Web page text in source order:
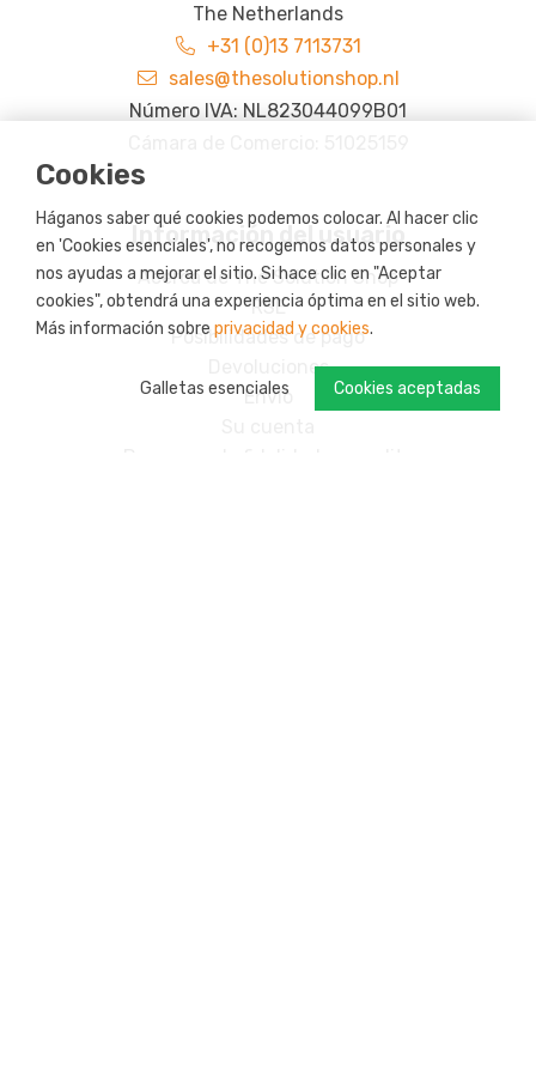
Cookies
Háganos saber qué cookies podemos colocar. Al hacer clic
en 'Cookies esenciales', no recogemos datos personales y
nos ayudas a mejorar el sitio. Si hace clic en "Aceptar
cookies", obtendrá una experiencia óptima en el sitio web.
Más información sobre privacidad y cookies.
Cookies aceptadas
Galletas esenciales
The Netherlands
+31 (0)13 7113731
sales@thesolutionshop.nl
Número IVA: NL823044099B01
Información del usuario
Acerca de The Solution Shop
RSE
Posibilidades de pago
Devoluciones
Envío